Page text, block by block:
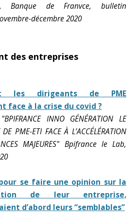
Banque de Franvce, bulletin
décembre 2020
des entreprises
les dirigeants de PME
face à la crise du covid ?
"BPIFRANCE INNO GÉNÉRATION LE
PME-ETI FACE À L’ACCÉLÉRATION
MAJEURES" Bpifrance le Lab,
pour se faire une opinion sur la
de leur entreprise,
d’abord leurs “semblables”